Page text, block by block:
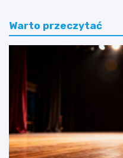
Warto przeczytać